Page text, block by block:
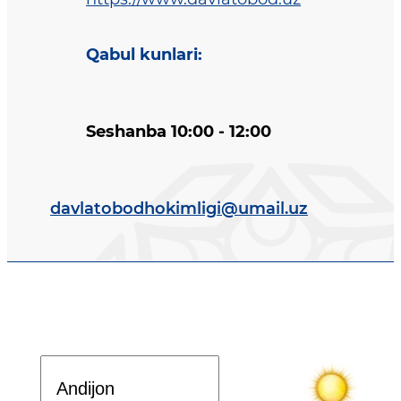
Qabul kunlari:
Seshanba 10:00 - 12:00
davlatobodhokimligi@umail.uz